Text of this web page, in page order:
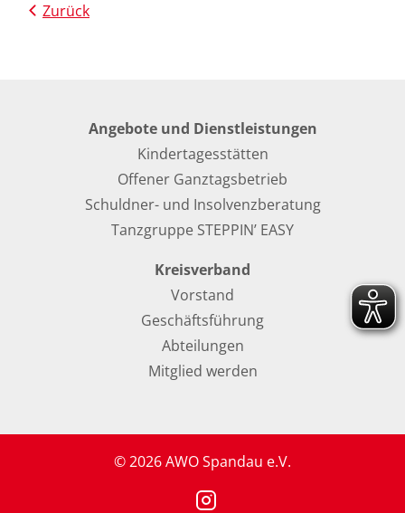
Zurück
Angebote und Dienstleistungen
Kindertagesstätten
Offener Ganztagsbetrieb
Schuldner- und Insolvenzberatung
Tanzgruppe STEPPIN’ EASY
Kreisverband
Vorstand
Geschäftsführung
Abteilungen
Mitglied werden
© 2026 AWO Spandau e.V.